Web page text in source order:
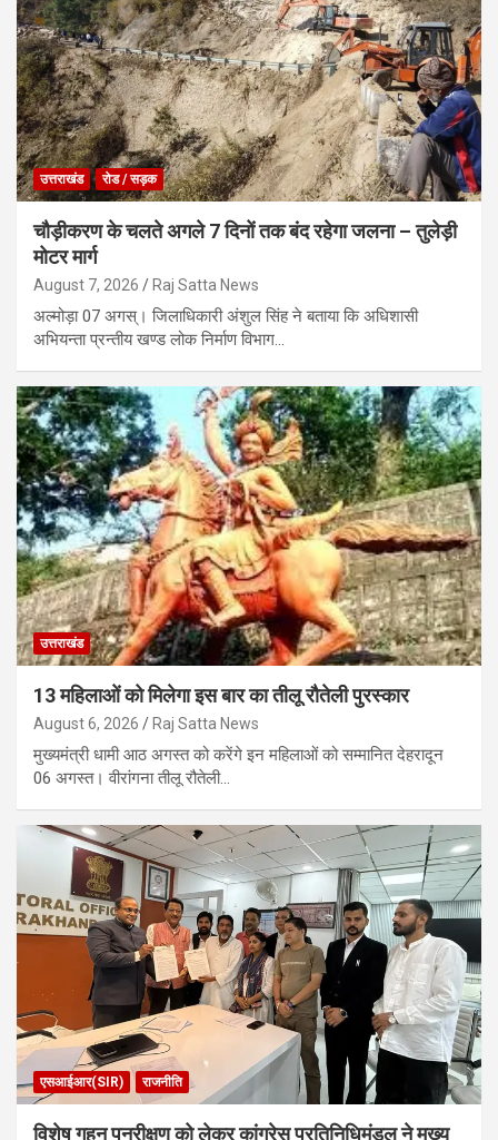
उत्तराखंड रोड / सड़क
चौड़ीकरण के चलते अगले 7 दिनों तक बंद रहेगा जलना – तुलेड़ी
मोटर मार्ग
August 7, 2026 Raj Satta News
अल्मोड़ा 07 अगस्। जिलाधिकारी अंशुल सिंह ने बताया कि अधिशासी
अभियन्ता प्रन्तीय खण्ड लोक निर्माण विभाग…
उत्तराखंड
13 महिलाओं को मिलेगा इस बार का तीलू रौतेली पुरस्कार
August 6, 2026 Raj Satta News
मुख्यमंत्री धामी आठ अगस्त को करेंगे इन महिलाओं को सम्मानित देहरादून
06 अगस्त। वीरांगना तीलू रौतेली…
एसआईआर(SIR) राजनीति
विशेष गहन पुनरीक्षण को लेकर कांग्रेस प्रतिनिधिमंडल ने मुख्य